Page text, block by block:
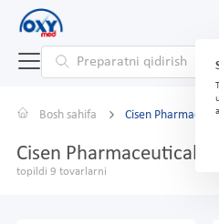
Bosh sahifa Cisen
Cisen Pharmaceutical
topildi 9 tovarlarni